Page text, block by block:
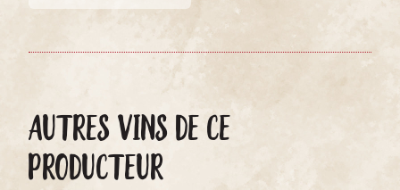
AUTRES VINS DE CE
PRODUCTEUR